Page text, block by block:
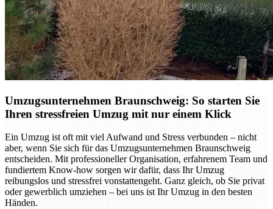
Umzugsunternehmen Braunschweig: So starten Sie
Ihren stressfreien Umzug mit nur einem Klick
Ein Umzug ist oft mit viel Aufwand und Stress verbunden – nicht
aber, wenn Sie sich für das Umzugsunternehmen Braunschweig
entscheiden. Mit professioneller Organisation, erfahrenem Team und
fundiertem Know-how sorgen wir dafür, dass Ihr Umzug
reibungslos und stressfrei vonstattengeht. Ganz gleich, ob Sie privat
oder gewerblich umziehen – bei uns ist Ihr Umzug in den besten
Händen.